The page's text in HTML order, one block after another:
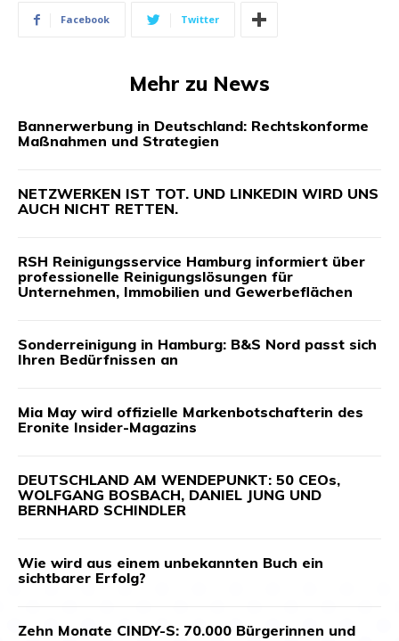
Facebook Twitter
Mehr zu News
Bannerwerbung in Deutschland: Rechtskonforme
Maßnahmen und Strategien
NETZWERKEN IST TOT. UND LINKEDIN WIRD UNS
AUCH NICHT RETTEN.
RSH Reinigungsservice Hamburg informiert über
professionelle Reinigungslösungen für
Unternehmen, Immobilien und Gewerbeflächen
Sonderreinigung in Hamburg: B&S Nord passt sich
Ihren Bedürfnissen an
Mia May wird offizielle Markenbotschafterin des
Eronite Insider-Magazins
DEUTSCHLAND AM WENDEPUNKT: 50 CEOs,
WOLFGANG BOSBACH, DANIEL JUNG UND
BERNHARD SCHINDLER
Wie wird aus einem unbekannten Buch ein
sichtbarer Erfolg?
Zehn Monate CINDY-S: 70.000 Bürgerinnen und